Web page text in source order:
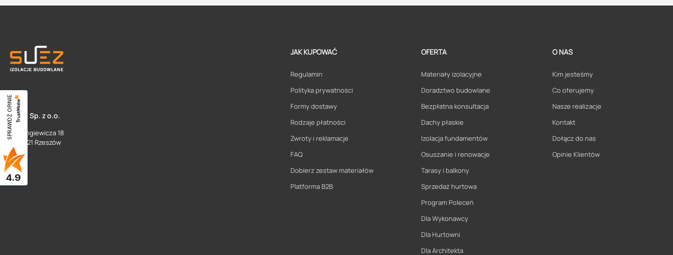
SUEZ Sp. z o.o.
ul. Langiewicza 18
35 - 021 Rzeszów
JAK KUPOWAĆ
Regulamin
Polityka prywatności
Formy dostawy
Rodzaje płatności
Zwroty i reklamacje
FAQ
Dobierz zestaw materiałów
Platforma B2B
OFERTA
Materiały izolacyjne
Doradztwo budowlane
Bezpłatna konsultacja
Dachy płaskie
Izolacja fundamentów
Osuszanie i renowacje
Tarasy i balkony
Sprzedaż hurtowa
Program Poleceń
Dla Wykonawcy
Dla Hurtowni
Dla Architekta
O NAS
Kim jesteśmy
Co oferujemy
Nasze realizacje
Kontakt
Dołącz do nas
Opinie Klientów
SPRAWDŹ OPINIE
4.9